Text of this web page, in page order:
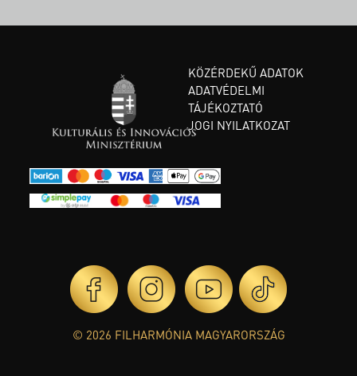
KÖZÉRDEKŰ ADATOK
ADATVÉDELMI
TÁJÉKOZTATÓ
JOGI NYILATKOZAT
© 2026 FILHARMÓNIA MAGYARORSZÁG